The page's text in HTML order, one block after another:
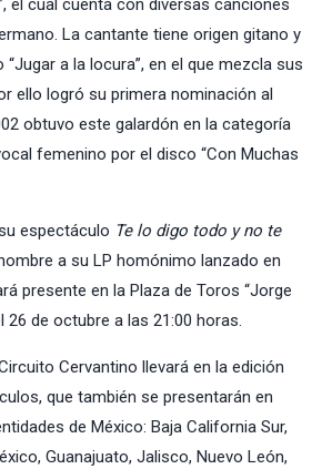
el cual cuenta con diversas canciones
La cantante tiene origen gitano y
a la locura”, en el que mezcla sus
ello logró su primera nominación al
obtuvo este galardón en la categoría
femenino por el disco “Con Muchas
espectáculo Te lo digo todo y no te
a su LP homónimo lanzado en
presente en la Plaza de Toros “Jorge
26 de octubre a las 21:00 horas.
Cervantino llevará en la edición
que también se presentarán en
de México: Baja California Sur,
Guanajuato, Jalisco, Nuevo León,